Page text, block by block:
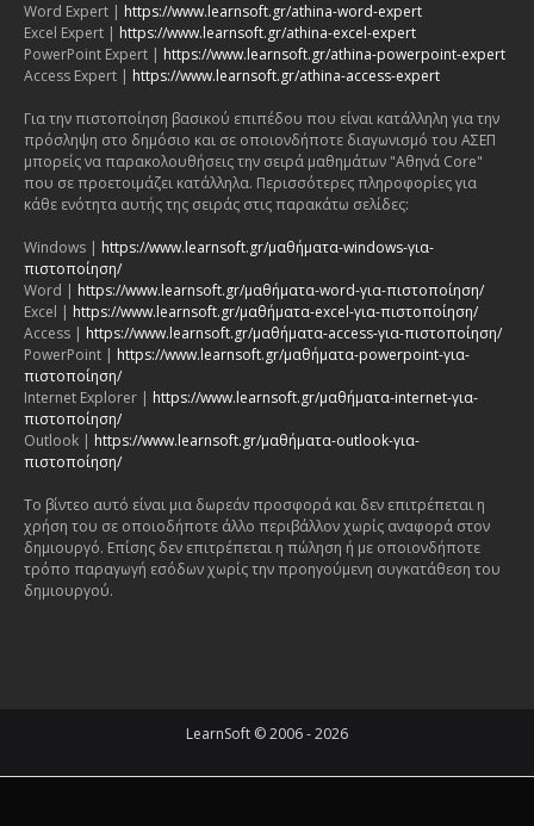
Word Expert | https://www.learnsoft.gr/athina-word-expert
Excel Expert | https://www.learnsoft.gr/athina-excel-expert
PowerPoint Expert | https://www.learnsoft.gr/athina-powerpoint-expert
Access Expert | https://www.learnsoft.gr/athina-access-expert
Για την πιστοποίηση βασικού επιπέδου που είναι κατάλληλη για την
πρόσληψη στο δημόσιο και σε οποιονδήποτε διαγωνισμό του ΑΣΕΠ
μπορείς να παρακολουθήσεις την σειρά μαθημάτων "Αθηνά Core"
που σε προετοιμάζει κατάλληλα. Περισσότερες πληροφορίες για
κάθε ενότητα αυτής της σειράς στις παρακάτω σελίδες:
Windows | https://www.learnsoft.gr/μαθήματα-windows-για-
πιστοποίηση/
Word | https://www.learnsoft.gr/μαθήματα-word-για-πιστοποίηση/
Excel | https://www.learnsoft.gr/μαθήματα-excel-για-πιστοποίηση/
Access | https://www.learnsoft.gr/μαθήματα-access-για-πιστοποίηση/
PowerPoint | https://www.learnsoft.gr/μαθήματα-powerpoint-για-
πιστοποίηση/
Internet Explorer | https://www.learnsoft.gr/μαθήματα-internet-για-
πιστοποίηση/
Outlook | https://www.learnsoft.gr/μαθήματα-outlook-για-
πιστοποίηση/
Το βίντεο αυτό είναι μια δωρεάν προσφορά και δεν επιτρέπεται η
χρήση του σε οποιοδήποτε άλλο περιβάλλον χωρίς αναφορά στον
δημιουργό. Επίσης δεν επιτρέπεται η πώληση ή με οποιονδήποτε
τρόπο παραγωγή εσόδων χωρίς την προηγούμενη συγκατάθεση του
δημιουργού.
LearnSoft © 2006 - 2026